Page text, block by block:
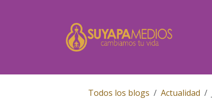
Todos los blogs Actualidad